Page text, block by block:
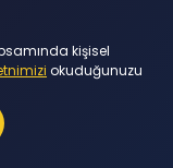
kişisel
okuduğunuzu